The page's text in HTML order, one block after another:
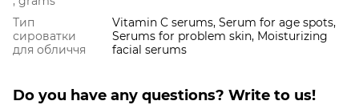
Тип
сироватки
для обличчя
Vitamin C serums, Serum for age spots,
Serums for problem skin, Moisturizing
facial serums
Do you have any questions? Write to us!